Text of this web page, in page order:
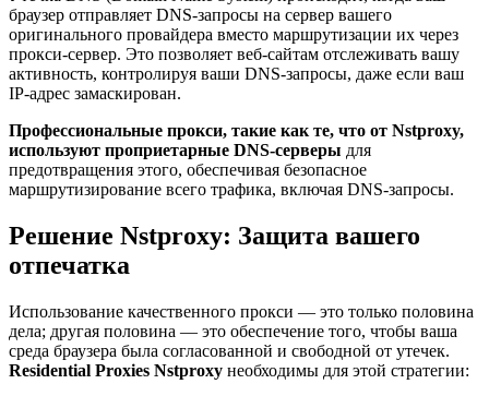
браузер отправляет DNS-запросы на сервер вашего
оригинального провайдера вместо маршрутизации их через
прокси-сервер. Это позволяет веб-сайтам отслеживать вашу
активность, контролируя ваши DNS-запросы, даже если ваш
IP-адрес замаскирован.
Профессиональные прокси, такие как те, что от Nstproxy,
используют проприетарные DNS-серверы для
предотвращения этого, обеспечивая безопасное
маршрутизирование всего трафика, включая DNS-запросы.
Решение Nstproxy: Защита вашего
отпечатка
Использование качественного прокси — это только половина
дела; другая половина — это обеспечение того, чтобы ваша
среда браузера была согласованной и свободной от утечек.
Residential Proxies Nstproxy необходимы для этой стратегии: